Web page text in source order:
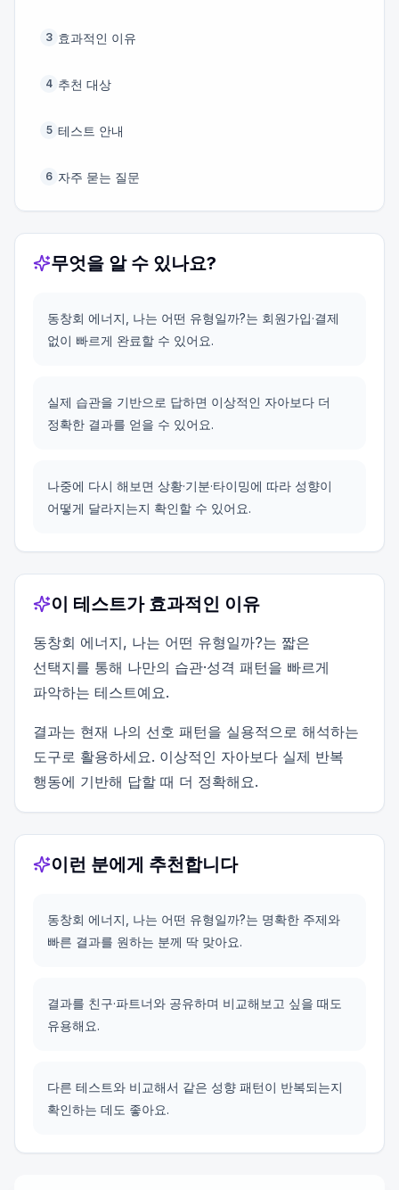
3 효과적인 이유
4 추천 대상
5 테스트 안내
6 자주 묻는 질문
무엇을 알 수 있나요?
동창회 에너지, 나는 어떤 유형일까?는 회원가입·결제
없이 빠르게 완료할 수 있어요.
실제 습관을 기반으로 답하면 이상적인 자아보다 더
정확한 결과를 얻을 수 있어요.
나중에 다시 해보면 상황·기분·타이밍에 따라 성향이
어떻게 달라지는지 확인할 수 있어요.
이 테스트가 효과적인 이유
동창회 에너지, 나는 어떤 유형일까?는 짧은
선택지를 통해 나만의 습관·성격 패턴을 빠르게
파악하는 테스트예요.
결과는 현재 나의 선호 패턴을 실용적으로 해석하는
도구로 활용하세요. 이상적인 자아보다 실제 반복
행동에 기반해 답할 때 더 정확해요.
이런 분에게 추천합니다
동창회 에너지, 나는 어떤 유형일까?는 명확한 주제와
빠른 결과를 원하는 분께 딱 맞아요.
결과를 친구·파트너와 공유하며 비교해보고 싶을 때도
유용해요.
다른 테스트와 비교해서 같은 성향 패턴이 반복되는지
확인하는 데도 좋아요.